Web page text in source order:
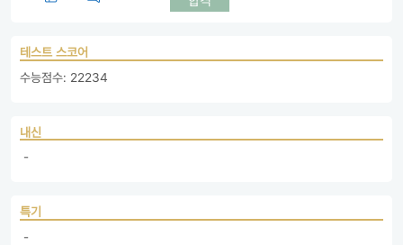
테스트 스코어
수능점수: 22234
내신
-
특기
-